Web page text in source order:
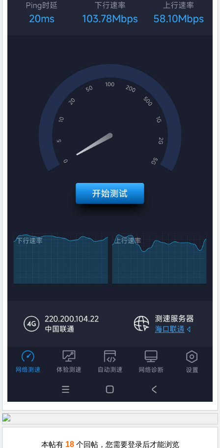
本帖有 18个回帖，您需要登录后才能浏览